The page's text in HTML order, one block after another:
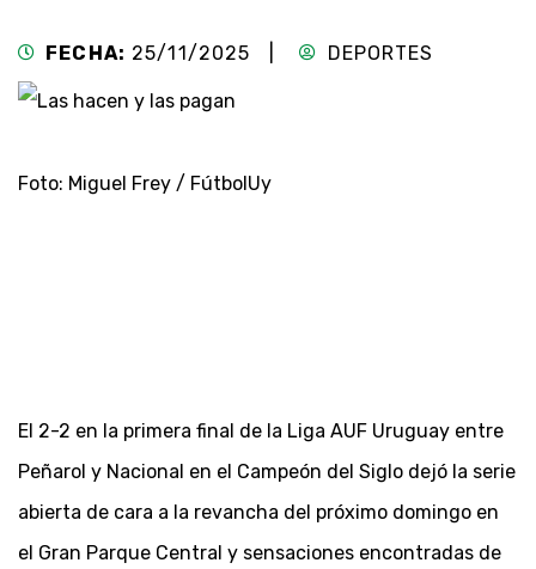
FECHA: 25/11/2025 | DEPORTES
Foto: Miguel Frey / FútbolUy
El 2-2 en la primera final de la Liga AUF Uruguay entre
Peñarol y Nacional en el Campeón del Siglo dejó la serie
abierta de cara a la revancha del próximo domingo en
el Gran Parque Central y sensaciones encontradas de